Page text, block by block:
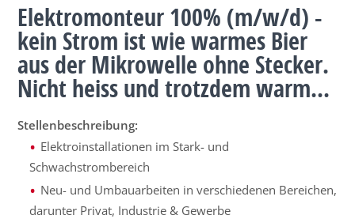
Elektromonteur 100% (m/w/d) -
kein Strom ist wie warmes Bier
aus der Mikrowelle ohne Stecker.
Nicht heiss und trotzdem warm...
Stellenbeschreibung:
Elektroinstallationen im Stark- und
Schwachstrombereich
Neu- und Umbauarbeiten in verschiedenen Bereichen,
darunter Privat, Industrie & Gewerbe